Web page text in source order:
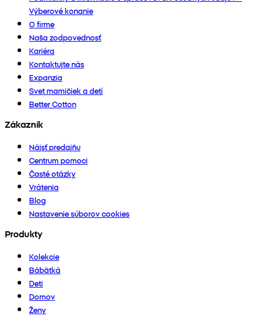
Výberové konanie
O firme
Naša zodpovednosť
Kariéra
Kontaktujte nás
Expanzia
Svet mamičiek a detí
Better Cotton
Zákazník
Nájsť predajňu
Centrum pomoci
Časté otázky
Vrátenia
Blog
Nastavenie súborov cookies
Produkty
Kolekcie
Bábätká
Deti
Domov
Ženy